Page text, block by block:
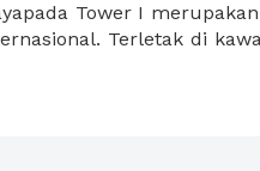
Tower I
di kawasan Strategis karna dapat diakses